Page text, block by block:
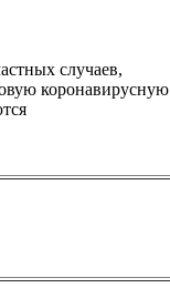
случаев,